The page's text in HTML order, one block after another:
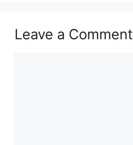
Leave a Comment